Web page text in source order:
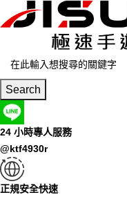
Search
24 小時專人服務
@ktf4930r
正規安全快速